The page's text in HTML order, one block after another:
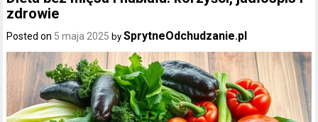
zdrowie
Posted on 5 maja 2025 bySprytneOdchudzanie.pl